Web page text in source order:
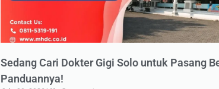
Sedang Cari Dokter Gigi Solo untuk Pasang
Panduannya!